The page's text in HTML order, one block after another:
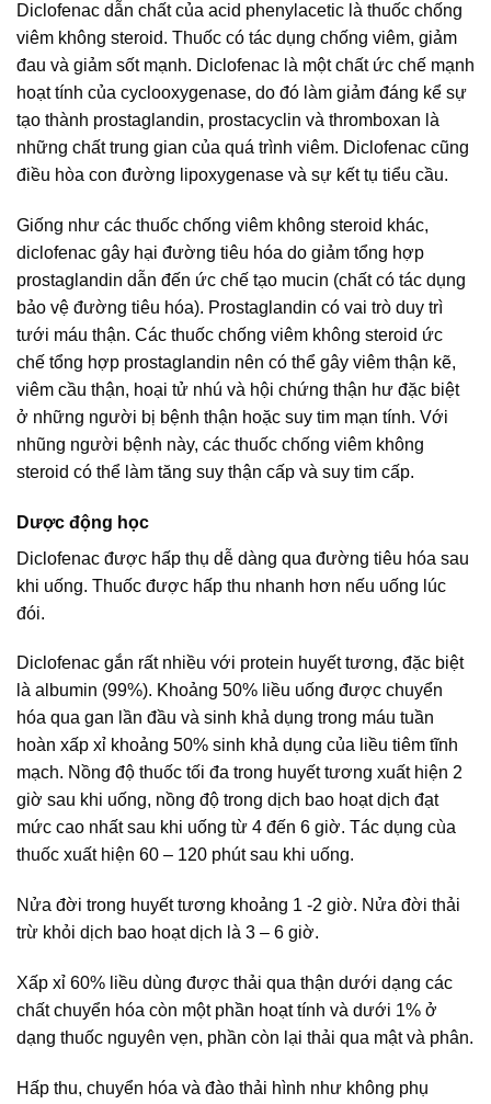
Diclofenac dẫn chất của acid phenylacetic là thuốc chống
viêm không steroid. Thuốc có tác dụng chống viêm, giảm
đau và giảm sốt mạnh. Diclofenac là một chất ức chế mạnh
hoạt tính của cyclooxygenase, do đó làm giảm đáng kể sự
tạo thành prostaglandin, prostacyclin và thromboxan là
những chất trung gian của quá trình viêm. Diclofenac cũng
điều hòa con đường lipoxygenase và sự kết tụ tiểu cầu.
Giống như các thuốc chống viêm không steroid khác,
diclofenac gây hại đường tiêu hóa do giảm tổng hợp
prostaglandin dẫn đến ức chế tạo mucin (chất có tác dụng
bảo vệ đường tiêu hóa). Prostaglandin có vai trò duy trì
tưới máu thận. Các thuốc chống viêm không steroid ức
chế tổng hợp prostaglandin nên có thể gây viêm thận kẽ,
viêm cầu thận, hoại tử nhú và hội chứng thận hư đặc biệt
ở những người bị bệnh thận hoặc suy tim mạn tính. Với
nhũng người bệnh này, các thuốc chống viêm không
steroid có thể làm tăng suy thận cấp và suy tim cấp.
Dược động học
Diclofenac được hấp thụ dễ dàng qua đường tiêu hóa sau
khi uống. Thuốc được hấp thu nhanh hơn nếu uống lúc
đói.
Diclofenac gắn rất nhiều với protein huyết tương, đặc biệt
là albumin (99%). Khoảng 50% liều uống được chuyển
hóa qua gan lần đầu và sinh khả dụng trong máu tuần
hoàn xấp xỉ khoảng 50% sinh khả dụng của liều tiêm tĩnh
mạch. Nồng độ thuốc tối đa trong huyết tương xuất hiện 2
giờ sau khi uống, nồng độ trong dịch bao hoạt dịch đạt
mức cao nhất sau khi uống từ 4 đến 6 giờ. Tác dụng cùa
thuốc xuất hiện 60 – 120 phút sau khi uống.
Nửa đời trong huyết tương khoảng 1 -2 giờ. Nửa đời thải
trừ khỏi dịch bao hoạt dịch là 3 – 6 giờ.
Xấp xỉ 60% liều dùng được thải qua thận dưới dạng các
chất chuyển hóa còn một phần hoạt tính và dưới 1% ở
dạng thuốc nguyên vẹn, phần còn lại thải qua mật và phân.
Hấp thu, chuyển hóa và đào thải hình như không phụ